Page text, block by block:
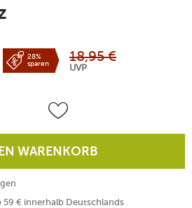
28%
sparen
18,95 €
UVP
WARENKORB
59 € innerhalb Deutschlands